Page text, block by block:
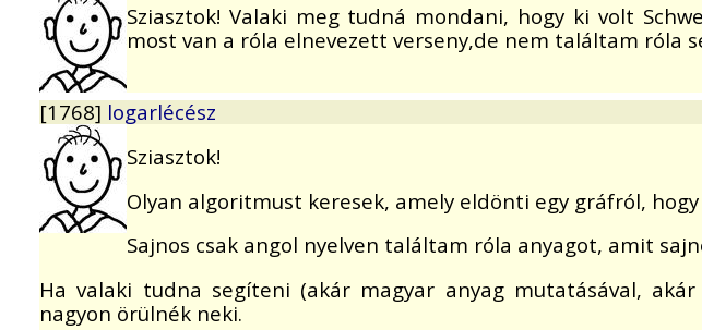
Sziasztok! Valaki meg tudná mondani, hogy ki volt
most van a róla elnevezett verseny,de nem találtam róla
[1768] logarlécész
Sziasztok!
Olyan algoritmust keresek, amely eldönti egy gráfról,
Sajnos csak angol nyelven találtam róla anyagot, amit
Ha valaki tudna segíteni (akár magyar anyag mutatásával,
nagyon örülnék neki.